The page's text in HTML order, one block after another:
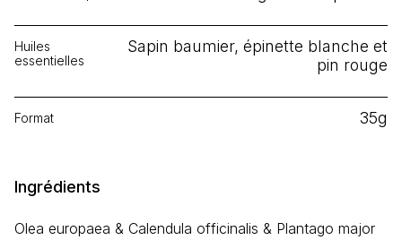
Huiles
essentielles
Sapin baumier, épinette blanche et
pin rouge
Format 35g
Ingrédients
Olea europaea & Calendula officinalis & Plantago major